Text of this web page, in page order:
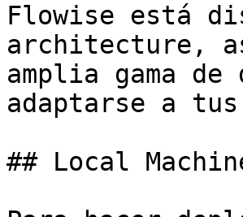
Flowise está
architecture,
amplia gama de
adaptarse a
## Local